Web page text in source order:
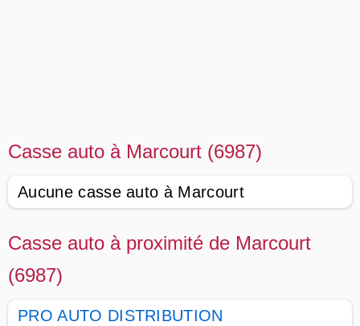
Casse auto à Marcourt (6987)
Aucune casse auto à Marcourt
Casse auto à proximité de Marcourt
(6987)
PRO AUTO DISTRIBUTION